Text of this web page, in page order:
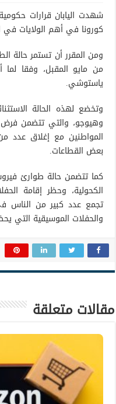
شهدت اليابان قرارات
كورونا في أهم الولايات في
من مايو المقبل، وفقا لما
ياستوشي.
وتخضع لهذه الحالة
وهيوجو، والتي تتضمن
المواطنين مع إغلاق عدد
بعض القطاعات.
كما تتضمن حالة طوارئ
الكحولية، وحظر إقامة
تجمع عدد كبير من الناس
والحفلات الموسيقية التي
مقالات متعلقة